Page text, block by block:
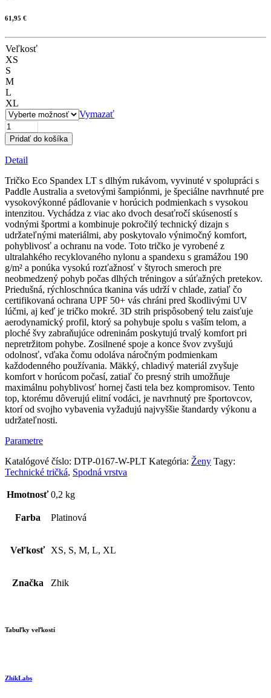
61,95 €
Veľkosť
XS
S
M
L
XL
Vymazať
množstvo
Dámske
tričko
Eco
LT
s
krátkym
rukávom
–
platinová
farba
Pridať do košíka
Detail
Tričko Eco Spandex LT s dlhým rukávom, vyvinuté v spolupráci s
Paddle Australia a svetovými šampiónmi, je špeciálne navrhnuté pre
vysokovýkonné pádlovanie v horúcich podmienkach s vysokou
intenzitou. Vychádza z viac ako dvoch desaťročí skúseností s
vodnými športmi a kombinuje pokročilý technický dizajn s
udržateľnými materiálmi, aby poskytovalo výnimočný komfort,
pohyblivosť a ochranu na vode. Toto tričko je vyrobené z
ultralahkého recyklovaného nylonu a spandexu s gramážou 190
g/m² a ponúka vysokú rozťažnosť v štyroch smeroch pre
neobmedzený pohyb počas dlhých tréningov a súťažných pretekov.
Priedušná, rýchloschnúca tkanina vás udrží v chlade, zatiaľ čo
certifikovaná ochrana UPF 50+ vás chráni pred škodlivými UV
lúčmi, aj keď je tričko mokré. 3D strih prispôsobený telu zaisťuje
aerodynamický profil, ktorý sa pohybuje spolu s vaším telom, a
ploché švy zabraňujúce odreninám poskytujú trvalý komfort pri
nepretržitom pohybe. Zosilnené spoje a konce švov zvyšujú
odolnosť, vďaka čomu odoláva náročným podmienkam
každodenného používania. Mäkký, chladivý materiál zvyšuje
komfort v horúcom počasí, zatiaľ čo presný strih umožňuje
maximálnu pohyblivosť hornej časti tela bez kompromisov. Tento
top, ktorému dôverujú elitní vodáci, je navrhnutý pre športovcov,
ktorí od svojho vybavenia vyžadujú najvyššie štandardy výkonu a
udržateľnosti.
Parametre
Katalógové číslo: DTP-0167-W-PLT Kategória: Ženy Tagy:
Technické tričká, Spodná vrstva
Hmotnosť 0,2 kg
Farba Platinová
Veľkosť XS, S, M, L, XL
Značka Zhik
Tabuľky veľkostí
ZhikLabs